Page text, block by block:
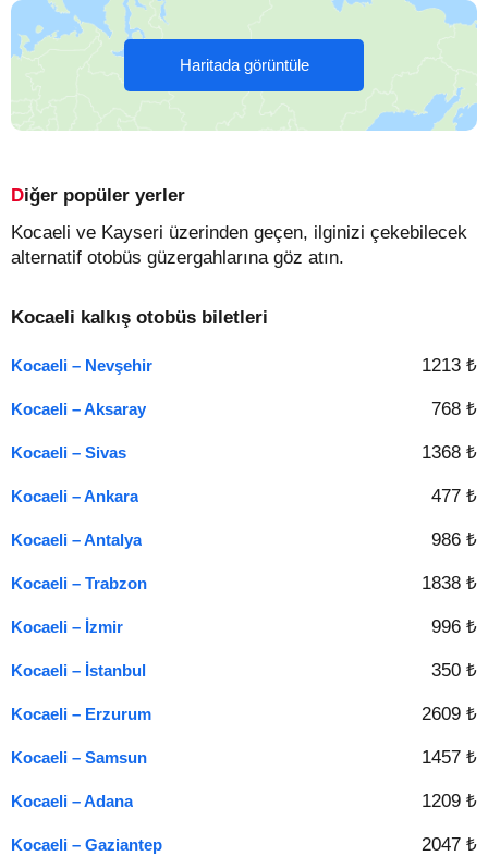
Haritada görüntüle
Diğer popüler yerler
Kocaeli ve Kayseri üzerinden geçen, ilginizi çekebilecek
alternatif otobüs güzergahlarına göz atın.
Kocaeli kalkış otobüs biletleri
Kocaeli – Nevşehir 1213 ₺
Kocaeli – Aksaray 768 ₺
Kocaeli – Sivas 1368 ₺
Kocaeli – Ankara 477 ₺
Kocaeli – Antalya 986 ₺
Kocaeli – Trabzon 1838 ₺
Kocaeli – İzmir 996 ₺
Kocaeli – İstanbul 350 ₺
Kocaeli – Erzurum 2609 ₺
Kocaeli – Samsun 1457 ₺
Kocaeli – Adana 1209 ₺
Kocaeli – Gaziantep 2047 ₺